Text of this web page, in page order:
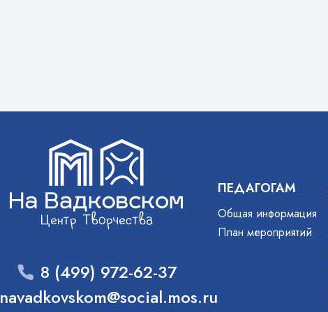
8 (499) 972-62-37
navadkovskom@social.mos.ru
ПЕДАГОГАМ
Общая информация
План мероприятий